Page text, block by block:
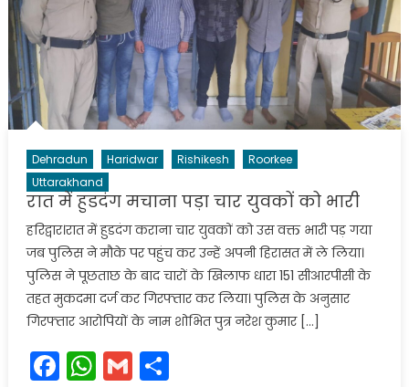
Dehradun Haridwar Rishikesh
Roorkee
Uttarakhand
रात में हुडदंग मचाना पड़ा चार युवकों को भारी
हरिद्वार।रात में हुडदंग कराना चार युवकों को उस वक्त भारी पड़ गया
जब पुलिस ने मौके पर पहुंच कर उन्हें अपनी हिरासत में ले लिया।
पुलिस ने पूछताछ के बाद चारों के खिलाफ धारा 151 सीआरपीसी के
तहत मुकदमा दर्ज कर गिरफ्तार कर लिया। पुलिस के अनुसार
गिरफ्तार आरोपियों के नाम शोभित पुत्र नरेश कुमार […]
Facebook
WhatsApp
GmailShare